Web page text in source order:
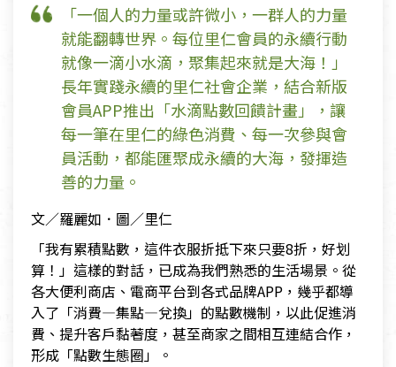
「一個人的力量或許微小，一群人的力量
就能翻轉世界。每位里仁會員的永續行動
就像一滴小水滴，聚集起來就是大海！」
長年實踐永續的里仁社會企業，結合新版
會員APP推出「水滴點數回饋計畫」，讓
每一筆在里仁的綠色消費、每一次參與會
員活動，都能匯聚成永續的大海，發揮造
善的力量。
文／羅麗如．圖／里仁
「我有累積點數，這件衣服折抵下來只要8折，好划
算！」這樣的對話，已成為我們熟悉的生活場景。從
各大便利商店、電商平台到各式品牌APP，幾乎都導
入了「消費—集點—兌換」的點數機制，以此促進消
費、提升客戶黏著度，甚至商家之間相互連結合作，
形成「點數生態圈」。